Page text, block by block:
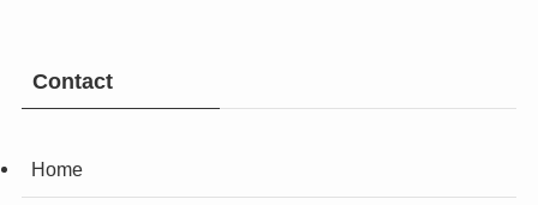
Contact
Home